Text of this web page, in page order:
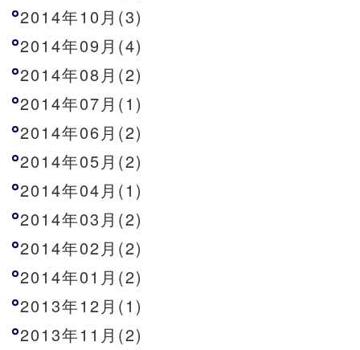
2014年10月(3)
2014年09月(4)
2014年08月(2)
2014年07月(1)
2014年06月(2)
2014年05月(2)
2014年04月(1)
2014年03月(2)
2014年02月(2)
2014年01月(2)
2013年12月(1)
2013年11月(2)